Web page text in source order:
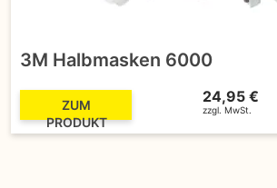
3M Halbmasken 6000
ZUM
PRODUKT
24,95 €
zzgl. MwSt.